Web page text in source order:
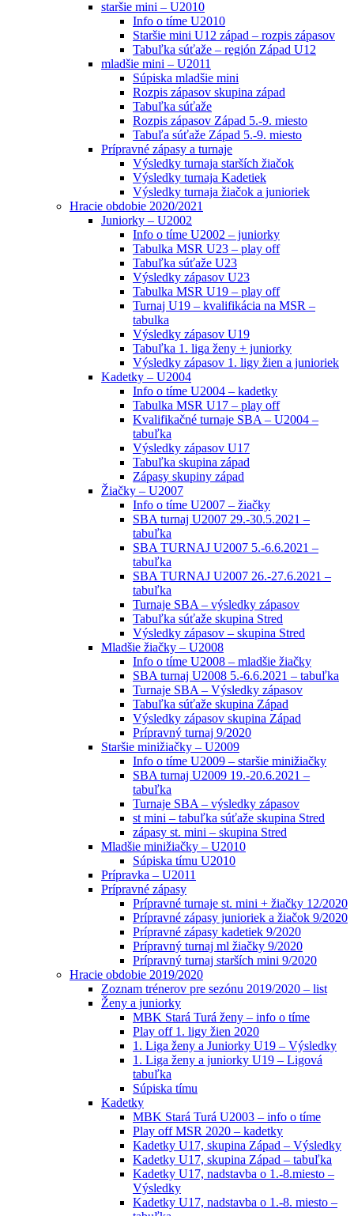
staršie mini – U2010
Info o tíme U2010
Staršie mini U12 západ – rozpis zápasov
Tabuľka súťaže – región Západ U12
mladšie mini – U2011
Súpiska mladšie mini
Rozpis zápasov skupina západ
Tabuľka súťaže
Rozpis zápasov Západ 5.-9. miesto
Tabuľa súťaže Západ 5.-9. miesto
Prípravné zápasy a turnaje
Výsledky turnaja starších žiačok
Výsledky turnaja Kadetiek
Výsledky turnaja žiačok a junioriek
Hracie obdobie 2020/2021
Juniorky – U2002
Info o tíme U2002 – juniorky
Tabulka MSR U23 – play off
Tabuľka súťaže U23
Výsledky zápasov U23
Tabulka MSR U19 – play off
Turnaj U19 – kvalifikácia na MSR –
tabulka
Výsledky zápasov U19
Tabuľka 1. liga ženy + juniorky
Výsledky zápasov 1. ligy žien a junioriek
Kadetky – U2004
Info o tíme U2004 – kadetky
Tabulka MSR U17 – play off
Kvalifikačné turnaje SBA – U2004 –
tabuľka
Výsledky zápasov U17
Tabuľka skupina západ
Zápasy skupiny západ
Žiačky – U2007
Info o tíme U2007 – žiačky
SBA turnaj U2007 29.-30.5.2021 –
tabuľka
SBA TURNAJ U2007 5.-6.6.2021 –
tabuľka
SBA TURNAJ U2007 26.-27.6.2021 –
tabuľka
Turnaje SBA – výsledky zápasov
Tabuľka súťaže skupina Stred
Výsledky zápasov – skupina Stred
Mladšie žiačky – U2008
Info o tíme U2008 – mladšie žiačky
SBA turnaj U2008 5.-6.6.2021 – tabuľka
Turnaje SBA – Výsledky zápasov
Tabuľka súťaže skupina Západ
Výsledky zápasov skupina Západ
Prípravný turnaj 9/2020
Staršie minižiačky – U2009
Info o tíme U2009 – staršie minižiačky
SBA turnaj U2009 19.-20.6.2021 –
tabuľka
Turnaje SBA – výsledky zápasov
st mini – tabuľka súťaže skupina Stred
zápasy st. mini – skupina Stred
Mladšie minižiačky – U2010
Súpiska tímu U2010
Prípravka – U2011
Prípravné zápasy
Prípravné turnaje st. mini + žiačky 12/2020
Prípravné zápasy junioriek a žiačok 9/2020
Prípravné zápasy kadetiek 9/2020
Prípravný turnaj ml žiačky 9/2020
Prípravný turnaj starších mini 9/2020
Hracie obdobie 2019/2020
Zoznam trénerov pre sezónu 2019/2020 – list
Ženy a juniorky
MBK Stará Turá ženy – info o tíme
Play off 1. ligy žien 2020
1. Liga ženy a Juniorky U19 – Výsledky
1. Liga ženy a juniorky U19 – Ligová
tabuľka
Súpiska tímu
Kadetky
MBK Stará Turá U2003 – info o tíme
Play off MSR 2020 – kadetky
Kadetky U17, skupina Západ – Výsledky
Kadetky U17, skupina Západ – tabuľka
Kadetky U17, nadstavba o 1.-8.miesto –
Výsledky
Kadetky U17, nadstavba o 1.-8. miesto –